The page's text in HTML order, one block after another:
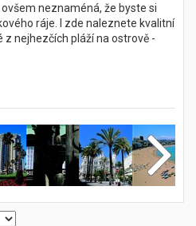
neznaméná, že byste si
ráje. I zde naleznete kvalitní
z nejhezčích pláží na ostrově -